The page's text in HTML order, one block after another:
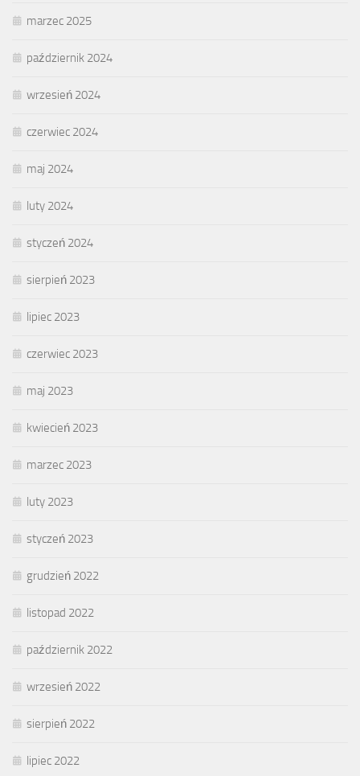
marzec 2025
październik 2024
wrzesień 2024
czerwiec 2024
maj 2024
luty 2024
styczeń 2024
sierpień 2023
lipiec 2023
czerwiec 2023
maj 2023
kwiecień 2023
marzec 2023
luty 2023
styczeń 2023
grudzień 2022
listopad 2022
październik 2022
wrzesień 2022
sierpień 2022
lipiec 2022